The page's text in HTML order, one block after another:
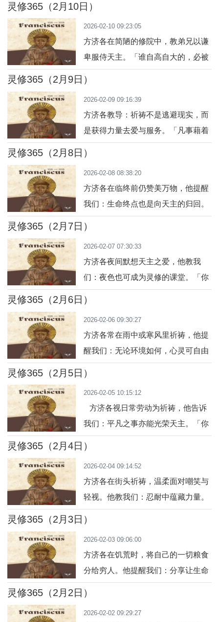
动：认真完成一件平凡小事，心中献
给天主。祈祷：主啊，让我在平凡中
光荣你。
灵修365（2月10日）
2026-02-10 09:23:05
方济各在简陋的修院中，教弟兄以谦
卑服侍天主。「谁自高自大的，必被
人。祈祷：主啊，让我学会谦卑，用
服务彰显爱德。
灵修365（2月9日）
2026-02-09 09:16:39
方济各教导：祈祷不是逃避现实，而
是获得力量去爱与服务。「凡事藉着
动：早晨为今天的挑战祈祷，把一切
交托给天主。祈祷：主啊，让我的每
一步都充满你的引导与力量。
灵修365（2月8日）
2026-02-08 08:38:20
方济各在临终前仍赞美万物，他提醒
我们：生命终点也是向天主的归回。
今天反思自己的生命，感恩天主一路
的陪伴。祈祷：主啊，让我在生命的
每一刻，都信赖你，赞美你。
灵修365（2月7日）
2026-02-07 07:30:33
方济各夜间默想天主之爱，他教我
们：夜色也可成为灵修的课堂。「你
想今日的经历，感谢天主的带领。祈
祷：主啊，让我的夜晚也充满你的光
与平安。
灵修365（2月6日）
2026-02-06 09:30:27
方济各常在雨中或寒风里祈祷，他提
醒我们：无论环境如何，心灵可自由
在户外静默祈祷，与自然同在。祈
祷：主啊，让我无惧风雨，心灵自由
向你开放。
灵修365（2月5日）
2026-02-05 10:15:12
方济各视日常劳动为祈祷，他告诉
我们：平凡之事亦能光荣天主。「你
行动：今天认真完成一件平凡工作，
心中献给天主。祈祷：主啊，让我的
每件小事都成为赞美你的行动。
灵修365（2月4日）
2026-02-04 09:14:52
方济各在街头祈祷，温柔面对嘲笑与
轻视。他教我们：忍耐中蕴藏力量。
尝试以耐心回应。祈祷：主啊，让我
在忍耐中活出爱与智慧。
灵修365（2月3日）
2026-02-03 09:06:00
方济各在饥荒时，将自己的一切粮食
分给穷人。他提醒我们：分享让生命
天分享一份食物或资源给需要的人。
灵修365（2月2日）
2026-02-02 09:29:27